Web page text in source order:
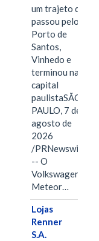
um trajeto que
passou pelo
Porto de
Santos,
Vinhedo e
terminou na
capital
paulistaSÃO
PAULO, 7 de
agosto de
2026
/PRNewswire/
-- O
Volkswagen
Meteor…
Lojas
Renner
S.A.